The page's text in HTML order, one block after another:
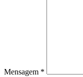
Mensagem *